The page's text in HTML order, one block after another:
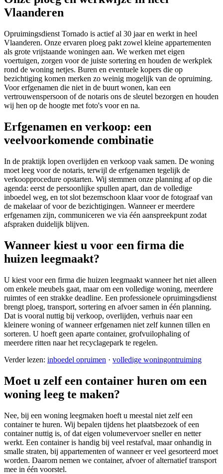
Vlaanderen
Opruimingsdienst Tornado is actief al 30 jaar en werkt in heel
Vlaanderen. Onze ervaren ploeg pakt zowel kleine appartementen
als grote vrijstaande woningen aan. We werken met eigen
voertuigen, zorgen voor de juiste sortering en houden de werkplek
rond de woning netjes. Buren en eventuele kopers die op
bezichtiging komen merken zo weinig mogelijk van de opruiming.
Voor erfgenamen die niet in de buurt wonen, kan een
vertrouwenspersoon of de notaris ons de sleutel bezorgen en houden
wij hen op de hoogte met foto's voor en na.
Erfgenamen en verkoop: een
veelvoorkomende combinatie
In de praktijk lopen overlijden en verkoop vaak samen. De woning
moet leeg voor de notaris, terwijl de erfgenamen tegelijk de
verkoopprocedure opstarten. Wij stemmen onze planning af op die
agenda: eerst de persoonlijke spullen apart, dan de volledige
inboedel weg, en tot slot bezemschoon klaar voor de fotograaf van
de makelaar of voor de bezichtigingen. Wanneer er meerdere
erfgenamen zijn, communiceren we via één aanspreekpunt zodat
afspraken duidelijk blijven.
Wanneer kiest u voor een firma die
huizen leegmaakt?
U kiest voor een firma die huizen leegmaakt wanneer het niet alleen
om enkele meubels gaat, maar om een volledige woning, meerdere
ruimtes of een strakke deadline. Een professionele opruimingsdienst
brengt ploeg, transport, sortering en afvoer samen in één planning.
Dat is vooral nuttig bij verkoop, overlijden, verhuis naar een
kleinere woning of wanneer erfgenamen niet zelf kunnen tillen en
sorteren. U hoeft geen aparte container, grofvuilophaling of
meerdere ritten naar het recyclagepark te regelen.
Verder lezen: inboedel opruimen · volledige woningontruiming
Moet u zelf een container huren om een
woning leeg te maken?
Nee, bij een woning leegmaken hoeft u meestal niet zelf een
container te huren. Wij bepalen tijdens het plaatsbezoek of een
container nuttig is, of dat eigen volumevervoer sneller en netter
werkt. Een container is handig bij veel restafval, maar onhandig in
smalle straten, bij appartementen of wanneer er veel gesorteerd moet
worden. Daarom nemen we container, afvoer of alternatief transport
mee in één voorstel.